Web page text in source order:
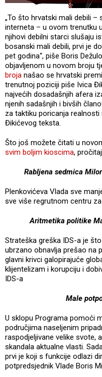
„To što hrvatski mali debili –
interneta – u ovom trenutku
njihovi debilni starci slušaju
bosanski mali debili, prvi je
pet godina“, piše Boris
objavljenom u novom broju
broja našao se hrvatski
trenutnoj poziciji piše Ivica
najvećih dosadašnjih afera
njenih sadašnjih i bivših
za taktiku poricanja realnosti
Đikićevog teksta.
Što još možete čitati u
svim boljim kioscima,
Rabljena sedmica
Plenkovićeva Vlada sve
sve više regrutnom centru
Aritmetika politike
Strateška greška IDS-a je
ubrzano obnavlja prešao na
glavni krivci galopirajuće
klijentelizam i korupciju i
IDS-a
Male
U sklopu Programa pomoći
područjima naseljenim
raspodjeljivane velike svote,
skandala aktualne vlasti.
prvi je koji s funkcije odlazi
potpredsjednik Vlade Boris